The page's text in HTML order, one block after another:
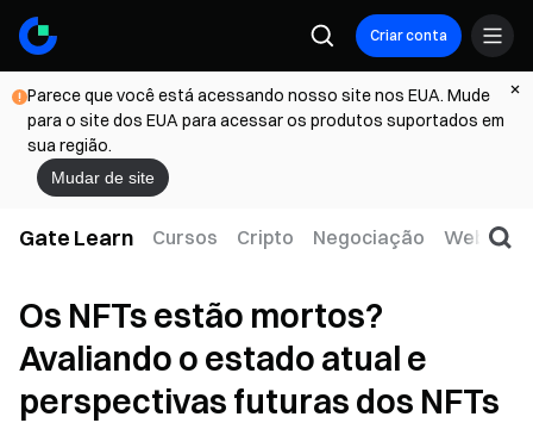
Criar conta
Parece que você está acessando nosso site nos EUA. Mude
para o site dos EUA para acessar os produtos suportados em
sua região.
Mudar de site
Gate Learn Cursos Cripto Negociação Web3
Os NFTs estão mortos?
Avaliando o estado atual e
perspectivas futuras dos NFTs